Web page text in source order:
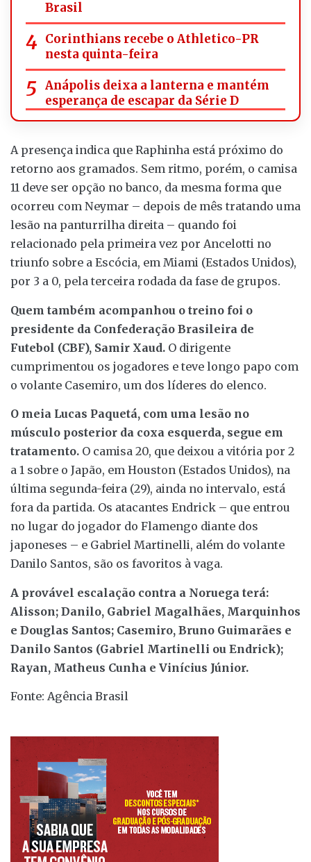
Brasil
Corinthians recebe o Athletico-PR
nesta quinta-feira
Anápolis deixa a lanterna e mantém
esperança de escapar da Série D
A presença indica que Raphinha está próximo do
retorno aos gramados. Sem ritmo, porém, o camisa
11 deve ser opção no banco, da mesma forma que
ocorreu com Neymar – depois de mês tratando uma
lesão na panturrilha direita – quando foi
relacionado pela primeira vez por Ancelotti no
triunfo sobre a Escócia, em Miami (Estados Unidos),
por 3 a 0, pela terceira rodada da fase de grupos.
Quem também acompanhou o treino foi o
presidente da Confederação Brasileira de
Futebol (CBF), Samir Xaud. O dirigente
cumprimentou os jogadores e teve longo papo com
o volante Casemiro, um dos líderes do elenco.
O meia Lucas Paquetá, com uma lesão no
músculo posterior da coxa esquerda, segue em
tratamento. O camisa 20, que deixou a vitória por 2
a 1 sobre o Japão, em Houston (Estados Unidos), na
última segunda-feira (29), ainda no intervalo, está
fora da partida. Os atacantes Endrick – que entrou
no lugar do jogador do Flamengo diante dos
japoneses – e Gabriel Martinelli, além do volante
Danilo Santos, são os favoritos à vaga.
A provável escalação contra a Noruega terá:
Alisson; Danilo, Gabriel Magalhães, Marquinhos
e Douglas Santos; Casemiro, Bruno Guimarães e
Danilo Santos (Gabriel Martinelli ou Endrick);
Rayan, Matheus Cunha e Vinícius Júnior.
Fonte: Agência Brasil